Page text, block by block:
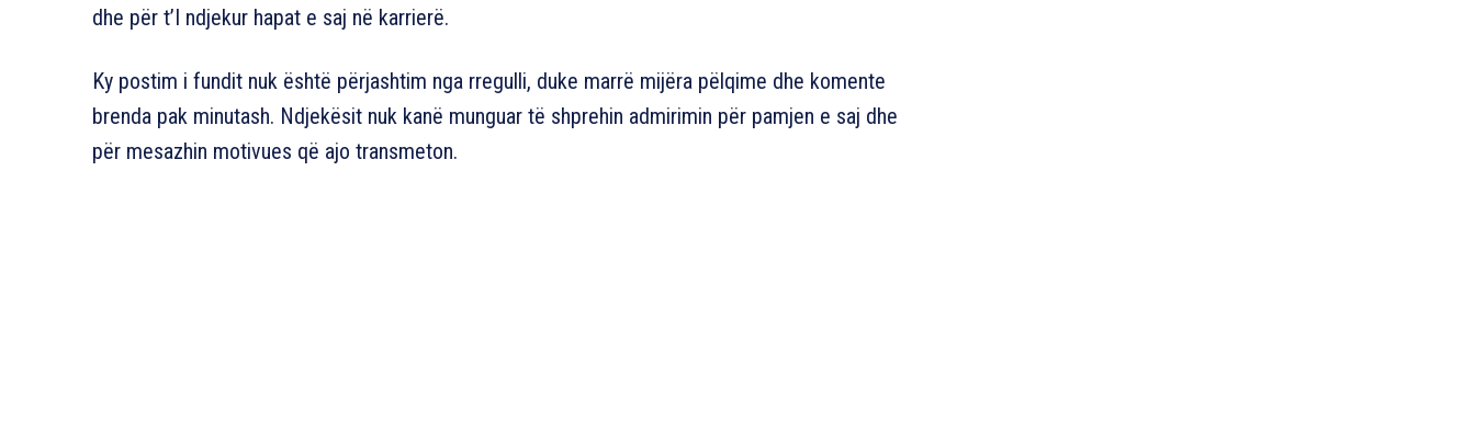
dhe për t’I ndjekur hapat e saj në karrierë.
Ky postim i fundit nuk është përjashtim nga rregulli, duke marrë mijëra pëlqime dhe komente
brenda pak minutash. Ndjekësit nuk kanë munguar të shprehin admirimin për pamjen e saj dhe
për mesazhin motivues që ajo transmeton.